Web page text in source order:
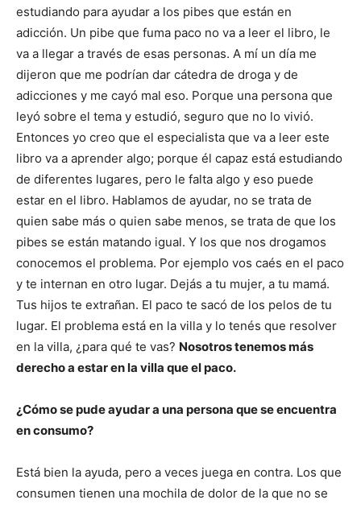
estudiando para ayudar a los pibes que están en
adicción. Un pibe que fuma paco no va a leer el libro, le
va a llegar a través de esas personas. A mí un día me
dijeron que me podrían dar cátedra de droga y de
adicciones y me cayó mal eso. Porque una persona que
leyó sobre el tema y estudió, seguro que no lo vivió.
Entonces yo creo que el especialista que va a leer este
libro va a aprender algo; porque él capaz está estudiando
de diferentes lugares, pero le falta algo y eso puede
estar en el libro. Hablamos de ayudar, no se trata de
quien sabe más o quien sabe menos, se trata de que los
pibes se están matando igual. Y los que nos drogamos
conocemos el problema. Por ejemplo vos caés en el paco
y te internan en otro lugar. Dejás a tu mujer, a tu mamá.
Tus hijos te extrañan. El paco te sacó de los pelos de tu
lugar. El problema está en la villa y lo tenés que resolver
en la villa, ¿para qué te vas? Nosotros tenemos más
derecho a estar en la villa que el paco.
¿Cómo se pude ayudar a una persona que se encuentra
en consumo?
Está bien la ayuda, pero a veces juega en contra. Los que
consumen tienen una mochila de dolor de la que no se